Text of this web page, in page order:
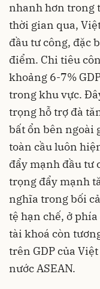
nhanh hơn trong
thời gian qua,
đầu tư công, đặc
điểm. Chi tiêu
khoảng 6-7%
trong khu vực.
trọng hỗ trợ đà
bất ổn bên ngoài
toàn cầu luôn
đẩy mạnh đầu tư
trọng đẩy mạnh
nghĩa trong bối
tệ hạn chế, ở
tài khoá còn
trên GDP của
nước ASEAN.